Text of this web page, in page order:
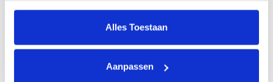
Alles Toestaan
Aanpassenvenstersticker